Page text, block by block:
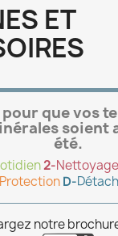
ET
que vos
soient
été.
2-
Protection D-
notre